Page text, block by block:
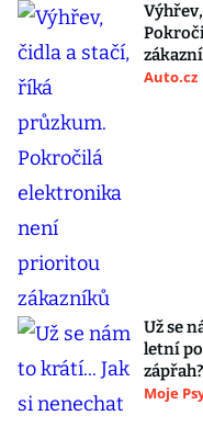
Auto.cz
Už se
letní
zápřah?
Moje